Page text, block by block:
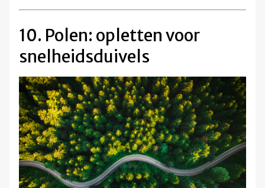
10. Polen: opletten voor
snelheidsduivels